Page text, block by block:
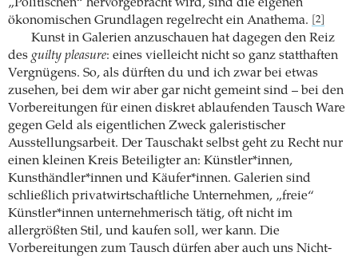
„Politischen“ hervorgebracht wird, sind die eigenen
ökonomischen Grundlagen regelrecht ein Anathema.
[2]
Kunst in Galerien anzuschauen hat dagegen den Reiz
des guilty pleasure: eines vielleicht nicht so ganz statthaften
Vergnügens. So, als dürften du und ich zwar bei etwas
zusehen, bei dem wir aber gar nicht gemeint sind – bei den
Vorbereitungen für einen diskret ablaufenden Tausch Ware
gegen Geld als eigentlichen Zweck galeristischer
Ausstellungsarbeit. Der Tauschakt selbst geht zu Recht nur
einen kleinen Kreis Beteiligter an: Künstler*innen,
Kunsthändler*innen und Käufer*innen. Galerien sind
schließlich privatwirtschaftliche Unternehmen, „freie“
Künstler*innen unternehmerisch tätig, oft nicht im
allergrößten Stil, und kaufen soll, wer kann. Die
Vorbereitungen zum Tausch dürfen aber auch uns Nicht-